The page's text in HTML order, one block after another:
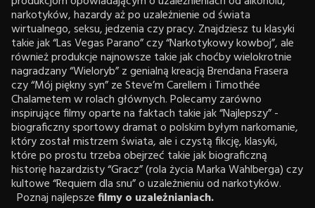
narkotyków, hazardy aż po uzależnienie od świata
wirtualnego, seksu, jedzenia czy pracy. Znajdziesz tu klasyki
takie jak “Las Vegas Parano” czy “Narkotykowy kowboj”, ale
również produkcje najnowsze takie jak choćby wielokrotnie
nagradzany “Wieloryb” z genialną kreacją Brendana Frasera
czy “Mój piękny syn” ze Steve’m Carellem i Timothée
Chalametem w rolach głównych. Polecamy zarówno
inspirujące filmy oparte na faktach takie jak “Najlepszy” -
biograficzny sportowy dramat o polskim byłym narkomanie,
który został mistrzem świata, ale i czystą fikcję, klasyki,
które po prostu trzeba obejrzeć takie jak biograficzną
historię hazardzisty “Gracz” (rola życia Marka Wahlberga) czy
kultowe “Requiem dla snu” o uzależnieniu od narkotyków.
Poznaj najlepszefilmy o uzależnianiach.